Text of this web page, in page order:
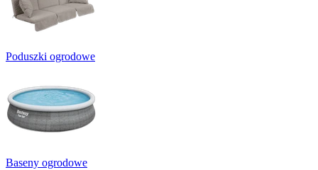
Poduszki ogrodowe
Baseny ogrodowe